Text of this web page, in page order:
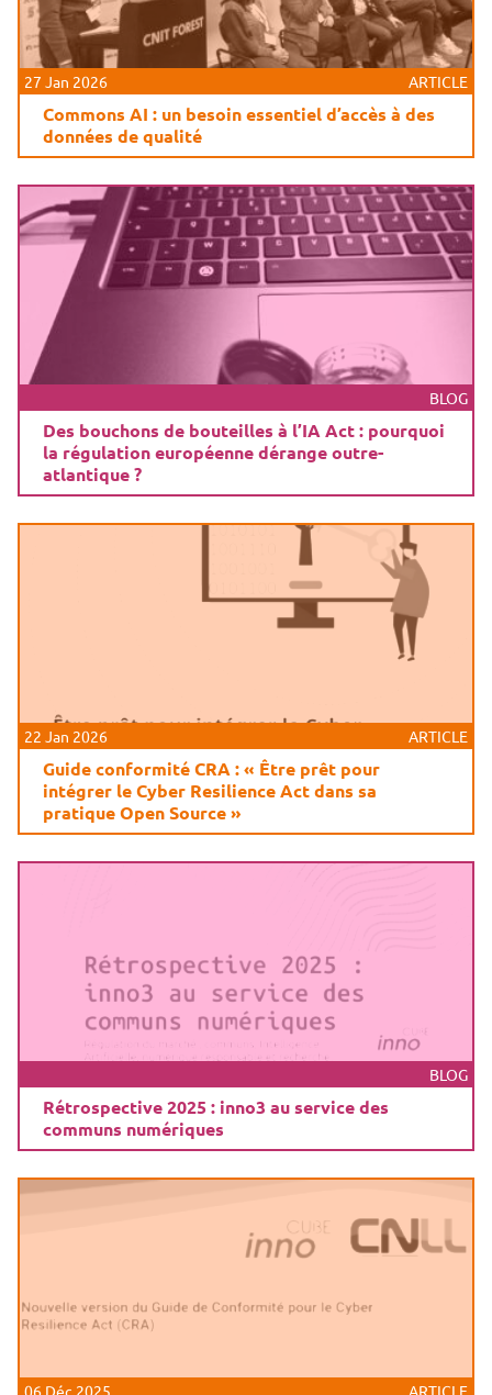
27 Jan 2026 ARTICLE
Commons AI : un besoin essentiel d’accès à des
données de qualité
BLOG
Des bouchons de bouteilles à l’IA Act : pourquoi
la régulation européenne dérange outre-
atlantique ?
22 Jan 2026 ARTICLE
Guide conformité CRA : « Être prêt pour
intégrer le Cyber Resilience Act dans sa
pratique Open Source »
BLOG
Rétrospective 2025 : inno3 au service des
communs numériques
06 Déc 2025 ARTICLE